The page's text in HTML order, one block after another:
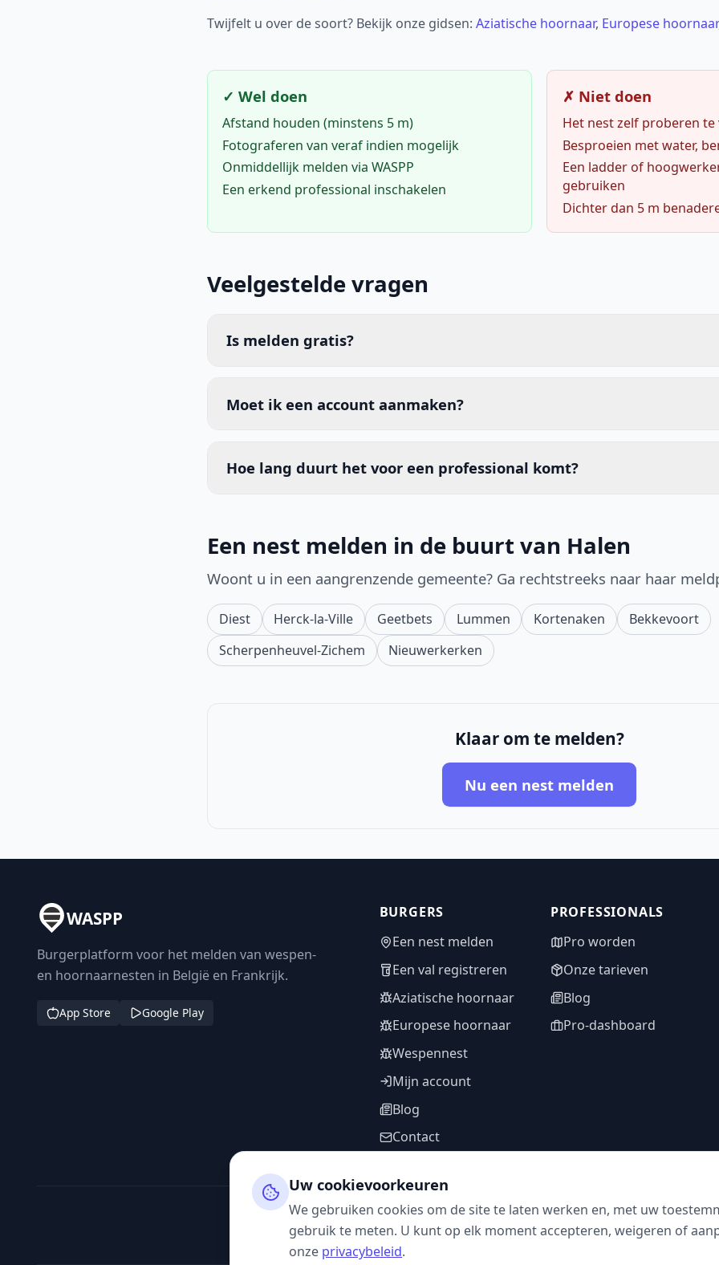
Twijfelt u over de soort? Bekijk onze gidsen: Aziatische hoornaar, Europese hoornaar
✓ Wel doen
Afstand houden (minstens 5 m)
Fotograferen van veraf indien mogelijk
Onmiddellijk melden via WASPP
Een erkend professional inschakelen
✗ Niet doen
Het nest zelf proberen
Besproeien met water,
Een ladder of
gebruiken
Dichter dan 5 m
Veelgestelde vragen
Is melden gratis?
Moet ik een account aanmaken?
Hoe lang duurt het voor een professional komt?
Een nest melden in de buurt van Halen
Woont u in een aangrenzende gemeente? Ga rechtstreeks naar haar
Diest Herck-la-Ville Geetbets Lummen Kortenaken
Bekkevoort
Scherpenheuvel-Zichem
Nieuwerkerken
Klaar om te melden?
Nu een nest melden
WASPP
Burgerplatform voor het melden van wespen-
en hoornaarnesten in België en Frankrijk.
App Store Google Play
BURGERS
Een nest melden
Een val registreren
Aziatische hoornaar
Europese hoornaar
Wespennest
Mijn account
Blog
Contact
PROFESSIONALS
Pro worden
Onze tarieven
Blog
Pro-dashboard
VOLG ONS
Uw cookievoorkeuren
We gebruiken cookies om de site te laten werken en, met uw
gebruik te meten. U kunt op elk moment accepteren, weigeren of
onze privacybeleid.